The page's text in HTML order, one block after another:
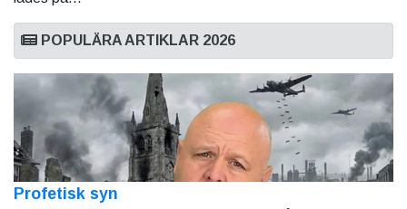
POPULÄRA ARTIKLAR 2026
Profetisk syn